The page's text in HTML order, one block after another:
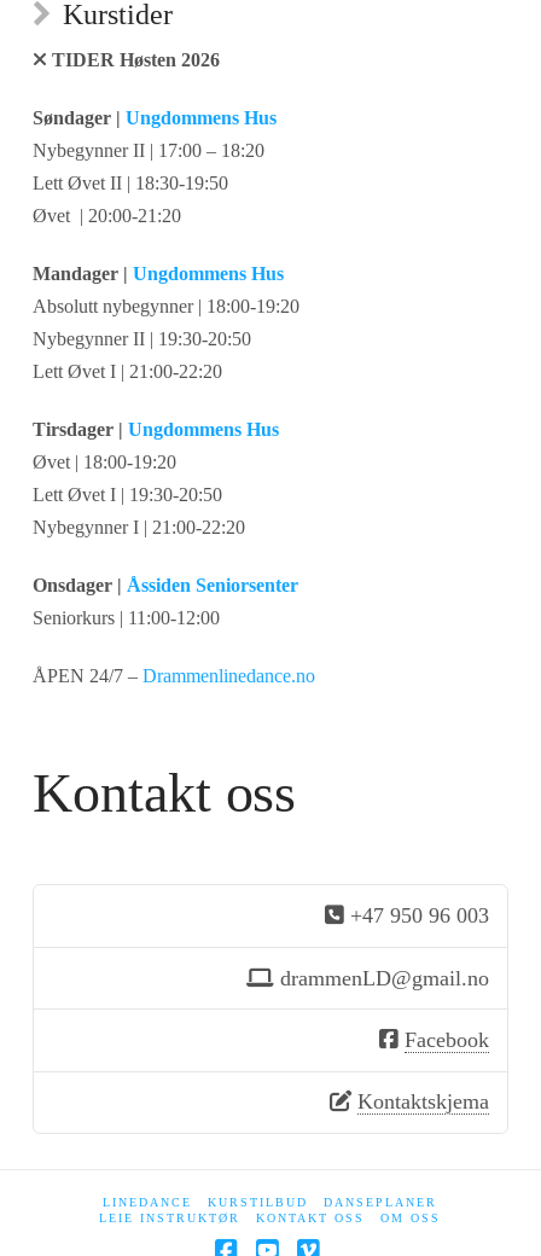
Kurstider
TIDER Høsten 2026
Søndager | Ungdommens Hus
Nybegynner II | 17:00 – 18:20
Lett Øvet II | 18:30-19:50
Øvet | 20:00-21:20
Mandager | Ungdommens Hus
Absolutt nybegynner | 18:00-19:20
Nybegynner II | 19:30-20:50
Lett Øvet I | 21:00-22:20
Tirsdager | Ungdommens Hus
Øvet | 18:00-19:20
Lett Øvet I | 19:30-20:50
Nybegynner I | 21:00-22:20
Onsdager | Åssiden Seniorsenter
Seniorkurs | 11:00-12:00
ÅPEN 24/7 – Drammenlinedance.no
Kontakt oss
+47 950 96 003
drammenLD@gmail.no
Facebook
Kontaktskjema
LINEDANCE KURSTILBUD
DANSEPLANER
LEIE INSTRUKTØR
KONTAKT OSS OM OSS